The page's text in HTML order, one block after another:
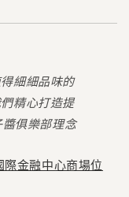
細細品味的
精心打造提
俱樂部理念
金融中心商場位